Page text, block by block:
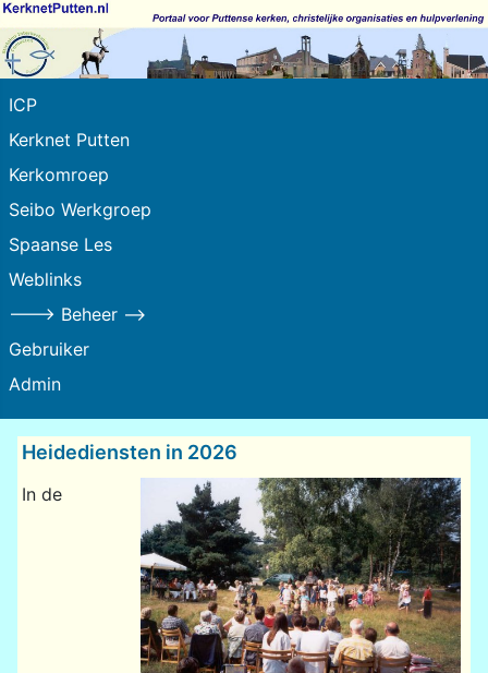
ICP
Kerknet Putten
Kerkomroep
Seibo Werkgroep
Spaanse Les
Weblinks
---> Beheer -->
Gebruiker
Admin
Heidediensten in 2026
In de